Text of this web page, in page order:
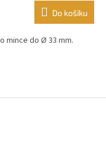
Do košíku
mince do Ø 33 mm.